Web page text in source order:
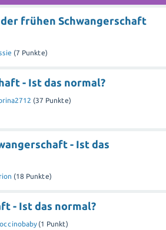
frühen Schwangerschaft
(7 Punkte)
- Ist das normal?
(37 Punkte)
- Ist das
(18 Punkte)
- Ist das normal?
(1 Punkt)